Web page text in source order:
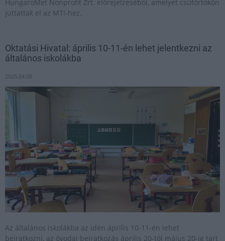
HungaroMet Nonprofit Zrt. előrejelzéséből, amelyet csütörtökön
juttattak el az MTI-hez.
Oktatási Hivatal: április 10-11-én lehet jelentkezni az
általános iskolákba
2025.04.08
Az általános iskolákba az idén április 10-11-én lehet
beiratkozni, az óvodai beiratkozás április 20-tól május 20-ig tart